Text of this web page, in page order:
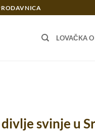
LOVAČKA
svinje u